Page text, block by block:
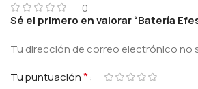
0
Sé el primero en valorar “Batería
Tu dirección de correo electrónico no
Tu puntuación*